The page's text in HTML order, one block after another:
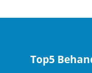
Top5